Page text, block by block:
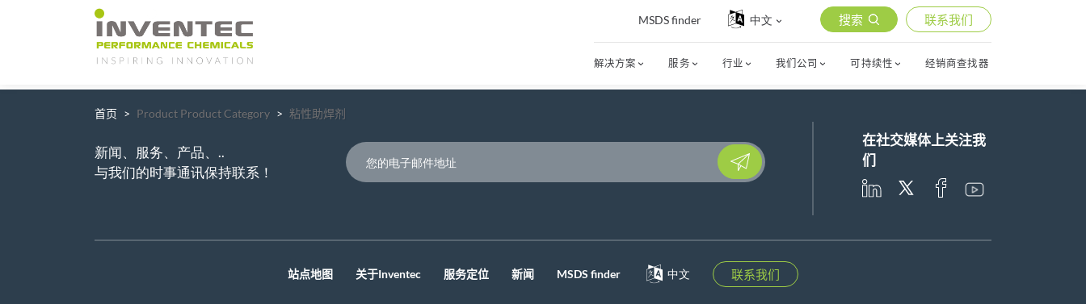
Main Navigation
MSDS finder 中文 搜索 联系我们
解决方案 服务 行业 我们公司 可持续性 经销商查找器
首页 Product Product Category 粘性助焊剂
新闻、服务、产品、..
与我们的时事通讯保持联系！
Please leave this field empty.
在社交媒体上关注我
们
站点地图 关于Inventec 服务定位 新闻 MSDS finder 中文 联系我们